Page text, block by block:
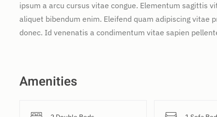
ipsum a arcu cursus vitae congue. Elementum sagittis
aliquet bibendum enim. Eleifend quam adipiscing vitae
donec. Id venenatis a condimentum vitae sapien
Amenities